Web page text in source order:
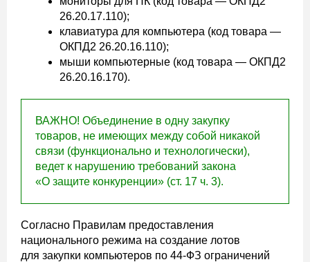
26.20.17.110);
клавиатура для компьютера (код товара —
ОКПД2 26.20.16.110);
мыши компьютерные (код товара — ОКПД2
26.20.16.170).
ВАЖНО! Объединение в одну закупку
товаров, не имеющих между собой никакой
связи (функционально и технологически),
ведет к нарушению требований закона
«О защите конкуренции» (ст. 17 ч. 3).
Согласно Правилам предоставления
национального режима на создание лотов
для закупки компьютеров по 44-ФЗ ограничений